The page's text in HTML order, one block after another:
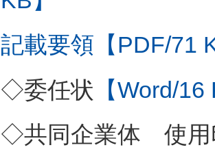
記載要領【PDF/71
◇委任状 【Word/
◇共同企業体 使用